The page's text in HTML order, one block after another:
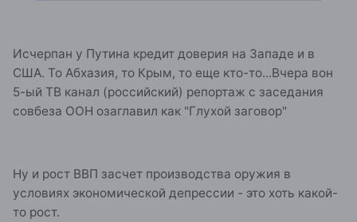
Исчерпан у Путина кредит доверия на Западе и в
США. То Абхазия, то Крым, то еще кто-то...Вчера вон
5-ый ТВ канал (российский) репортаж с заседания
совбеза ООН озаглавил как "Глухой заговор"
Ну и рост ВВП засчет производства оружия в
условиях экономической депрессии - это хоть какой-
то рост.